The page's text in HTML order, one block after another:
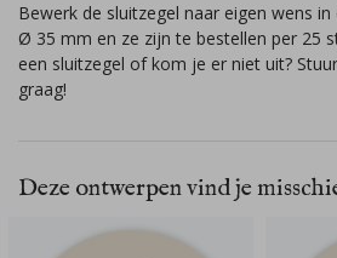
Bewerk de sluitzegel naar eigen wens
Ø 35 mm en ze zijn te bestellen per 25
een sluitzegel of kom je er niet uit?
graag!
Deze ontwerpen vind je